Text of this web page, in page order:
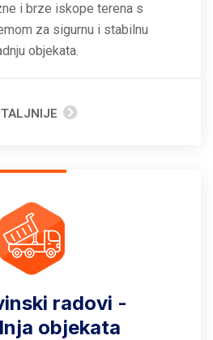
i brze iskope terena s
za sigurnu i stabilnu
objekata.
radovi -
objekata